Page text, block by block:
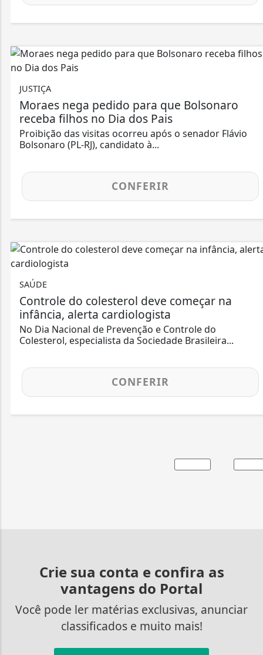
JUSTIÇA
Moraes nega pedido para que Bolsonaro
receba filhos no Dia dos Pais
Proibição das visitas ocorreu após o senador Flávio
Bolsonaro (PL-RJ), candidato à...
CONFERIR
SAÚDE
Controle do colesterol deve começar na
infância, alerta cardiologista
No Dia Nacional de Prevenção e Controle do
Colesterol, especialista da Sociedade Brasileira...
CONFERIR
Crie sua conta e confira as
vantagens do Portal
Você pode ler matérias exclusivas, anunciar
classificados e muito mais!